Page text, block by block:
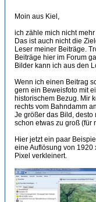
Moin aus Kiel,
ich zähle mich nicht
Das ist auch nicht die
Leser meiner Beiträge.
Beiträge hier im Forum
Bilder kann ich aus den
Wenn ich einen Beitrag
gern ein Beweisfoto mit
historischem Bezug. Mir
rechts vom Bahndamm
Je größer das Bild, desto
schon etwas zu groß (für
Hier jetzt ein paar
eine Auflösung von 1920
Pixel verkleinert.